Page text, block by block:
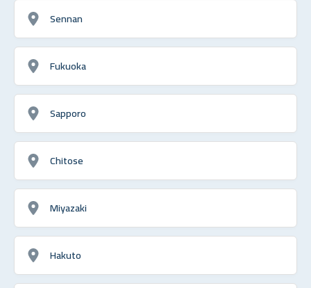
Sennan
Fukuoka
Sapporo
Chitose
Miyazaki
Hakuto